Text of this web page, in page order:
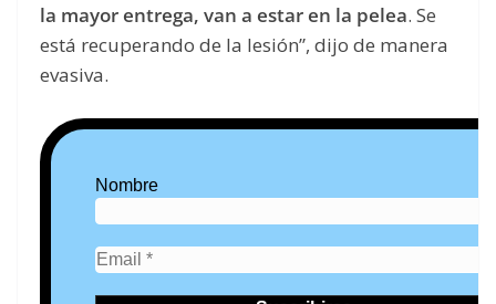
la mayor entrega, van a estar en la pelea. Se
está recuperando de la lesión”, dijo de manera
evasiva.
Nombre